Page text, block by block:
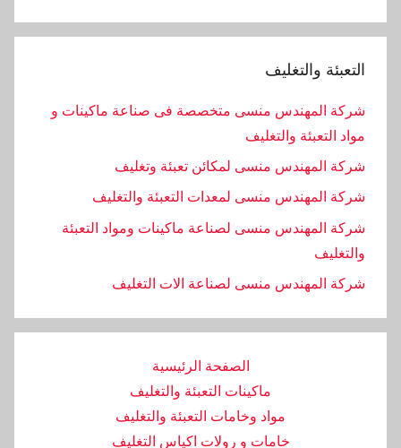
التعبئة والتغليف
شركة المهندس منسى متخصصة فى صناعة ماكينات و
مواد التعبئة والتغليف
شركة المهندس منسى لمكائن تعبئة وتغليف
شركة المهندس منسى لمعدات التعبئة والتغليف
شركة المهندس منسى لصناعة ماكينات ومواد التعبئة
والتغليف
‏شركة المهندس منسى لصناعة الات التغليف
الصفحة الرئيسية
ماكينات التعبئة والتغليف
مواد وخامات التعبئة والتغليف
خامات و رولات اكياس التغليف